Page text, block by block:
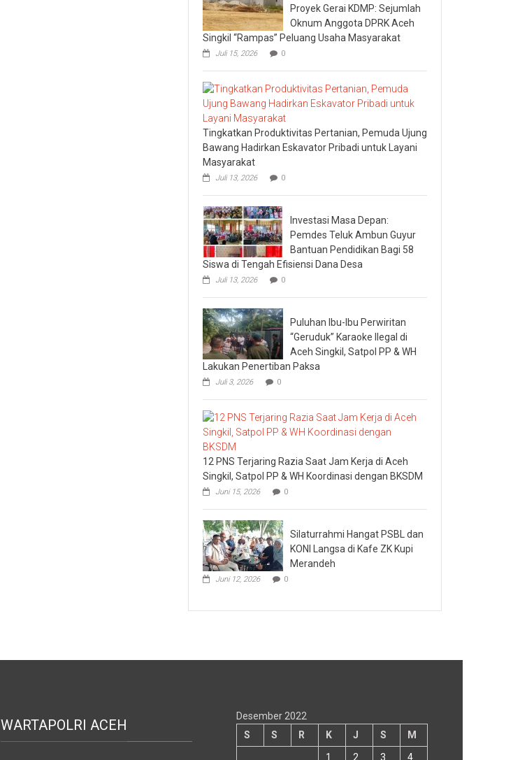
Proyek Gerai KDMP: Sejumlah
Oknum Anggota DPRK Aceh
Singkil “Rampas” Peluang Usaha Masyarakat
Juli 15, 2026 0
Tingkatkan Produktivitas Pertanian, Pemuda Ujung
Bawang Hadirkan Eskavator Pribadi untuk Layani
Masyarakat
Juli 13, 2026 0
Investasi Masa Depan:
Pemdes Teluk Ambun Guyur
Bantuan Pendidikan Bagi 58
Siswa di Tengah Efisiensi Dana Desa
Juli 13, 2026 0
Puluhan Ibu-Ibu Perwiritan
“Geruduk” Karaoke Ilegal di
Aceh Singkil, Satpol PP & WH
Lakukan Penertiban Paksa
Juli 3, 2026 0
12 PNS Terjaring Razia Saat Jam Kerja di Aceh
Singkil, Satpol PP & WH Koordinasi dengan BKSDM
Juni 15, 2026 0
Silaturrahmi Hangat PSBL dan
KONI Langsa di Kafe ZK Kupi
Merandeh
Juni 12, 2026 0
WARTAPOLRI ACEH
Desember 2022
S
S R K J S
M
1
2 3 4